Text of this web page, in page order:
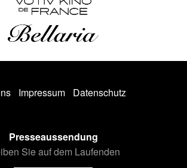
Impressum
Datenschutz
Presseaussendung
Sie auf dem Laufenden